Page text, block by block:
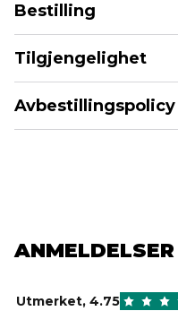
Bestilling
Tilgjengelighet
Avbestillingspolicy
ANMELDELSER
Utmerket,4.75